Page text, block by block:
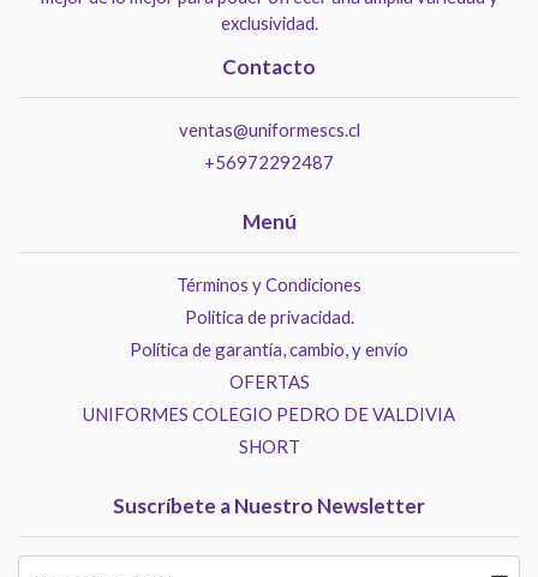
exclusividad.
Contacto
ventas@uniformescs.cl
+56972292487
Menú
Términos y Condiciones
Politica de privacidad.
Política de garantía, cambio, y envío
OFERTAS
UNIFORMES COLEGIO PEDRO DE VALDIVIA
SHORT
Suscríbete a Nuestro Newsletter